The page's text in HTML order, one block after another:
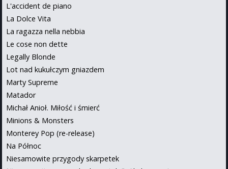
L'accident de piano
La Dolce Vita
La ragazza nella nebbia
Le cose non dette
Legally Blonde
Lot nad kukułczym gniazdem
Marty Supreme
Matador
Michał Anioł. Miłość i śmierć
Minions & Monsters
Monterey Pop (re-release)
Na Północ
Niesamowite przygody skarpetek